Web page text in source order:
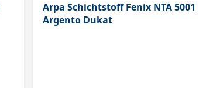
Arpa Schichtstoff Fenix NTA 5001
Argento Dukat